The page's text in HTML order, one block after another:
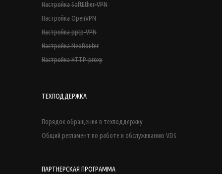
Настройка SoftEther-VPN
Настройка OpenVPN
Настройка pptp-VPN
Настройка NeoRouter
Настройка HTTP-proxy
ТЕХПОДДЕРЖКА
Порядок обращения в техподдержку
Общий регламент по работе и обслуживанию VDS
ПАРТНЕРСКАЯ ПРОГРАММА